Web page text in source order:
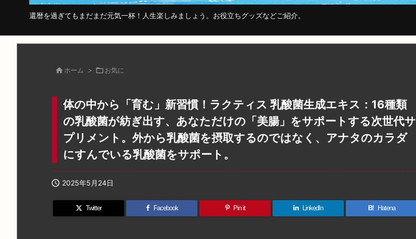
還暦を過ぎてもまだまだ元気一杯！人生楽しみましょう。お役立ちグッズなどご紹介。
 ホーム > お気に
体の中から「育む」新習慣！ラクティス 乳酸菌生成エキス：16種類
の乳酸菌が紡ぎ出す、あなただけの「美腸」をサポートする次世代サ
プリメント。外から乳酸菌を摂取するのではなく、アナタのカラダ
にすんでいる乳酸菌をサポート。
 2025年5月24日
Twitter Facebook Pin it LinkedIn B! Hatena